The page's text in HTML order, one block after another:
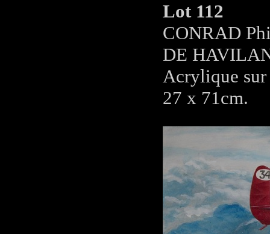
Lot 112
CONRAD
DE
Acrylique
27 x 71cm.